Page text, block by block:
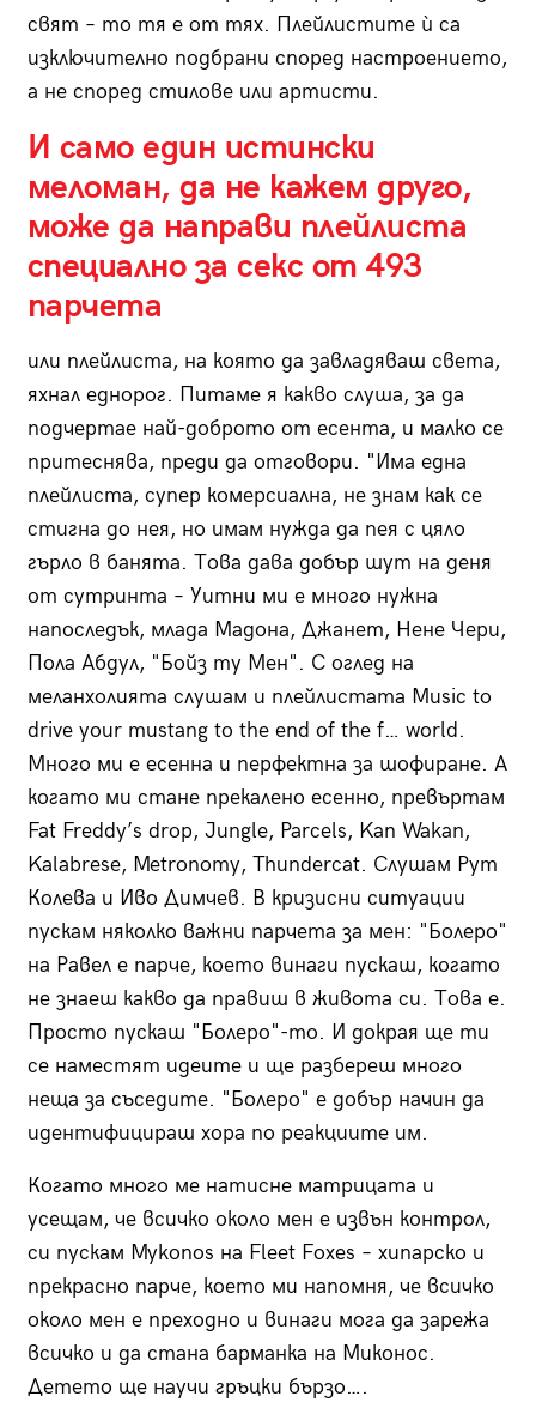
свят – то тя е от тях. Плейлистите ѝ са
изключително подбрани според настроението,
а не според стилове или артисти.
И само един истински
меломан, да не кажем друго,
може да направи плейлиста
специално за секс от 493
парчета
или плейлиста, на която да завладяваш света,
яхнал еднорог. Питаме я какво слуша, за да
подчертае най-доброто от есента, и малко се
притеснява, преди да отговори. "Има една
плейлиста, супер комерсиална, не знам как се
стигна до нея, но имам нужда да пея с цяло
гърло в банята. Това дава добър шут на деня
от сутринта – Уитни ми е много нужна
напоследък, млада Мадона, Джанет, Нене Чери,
Пола Абдул, "Бойз ту Мен". С оглед на
меланхолията слушам и плейлистата Music to
drive your mustang to the end of the f… world.
Много ми е есенна и перфектна за шофиране. А
когато ми стане прекалено есенно, превъртам
Fat Freddy’s drop, Jungle, Parcels, Kan Wakan,
Kalabrese, Metronomy, Thundercat. Слушам Рут
Колева и Иво Димчев. В кризисни ситуации
пускам няколко важни парчета за мен: "Болеро"
на Равел е парче, което винаги пускаш, когато
не знаеш какво да правиш в живота си. Това е.
Просто пускаш "Болеро"-то. И докрая ще ти
се наместят идеите и ще разбереш много
неща за съседите. "Болеро" е добър начин да
идентифицираш хора по реакциите им.
Когато много ме натисне матрицата и
усещам, че всичко около мен е извън контрол,
си пускам Mykonos на Fleet Foxes – хипарско и
прекрасно парче, което ми напомня, че всичко
около мен е преходно и винаги мога да зарежа
всичко и да стана барманка на Миконос.
Детето ще научи гръцки бързо….